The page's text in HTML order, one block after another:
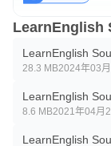
LearnEnglish
LearnEnglish
28.3 MB2024年03
LearnEnglish
8.6 MB2021年04月
LearnEnglish